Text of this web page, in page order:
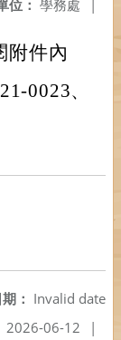
位： 學務處 |
附件內
0023、
： Invalid date
2026-06-12 |